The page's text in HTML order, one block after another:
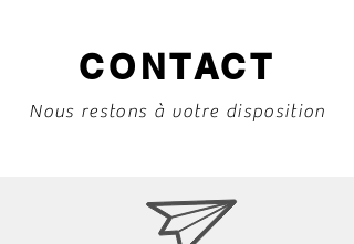
CONTACT
Nous restons à votre disposition